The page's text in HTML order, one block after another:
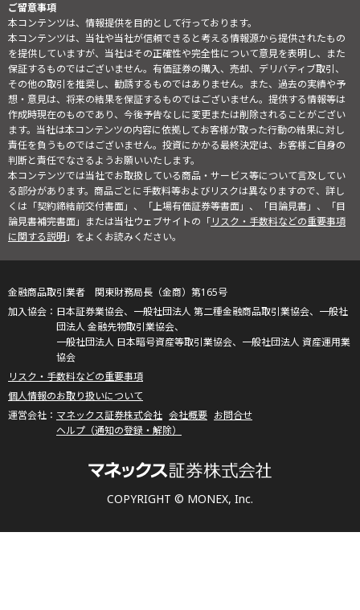
ご留意事項
本コンテンツは、情報提供を目的として行っております。
本コンテンツは、当社や当社が信頼できると考える情報源から提供されたもの
を提供していますが、当社はその正確性や完全性について意見を表明し、また
保証するものではございません。有価証券の購入、売却、デリバティブ取引、
その他の取引を推奨し、勧誘するものではありません。また、過去の実績や予
想・意見は、将来の結果を保証するものではございません。提供する情報等は
作成時現在のものであり、今後予告なしに変更または削除されることがござい
ます。当社は本コンテンツの内容に依拠してお客様が取った行動の結果に対し
責任を負うものではございません。投資にかかる最終決定は、お客様ご自身の
判断と責任でなさるようお願いいたします。
本コンテンツでは当社でお取扱している商品・サービス等について言及してい
る部分があります。商品ごとに手数料等およびリスクは異なりますので、詳し
くは「契約締結前交付書面」、「上場有価証券等書面」、「目論見書」、「目
論見書補完書面」または当社ウェブサイトの「リスク・手数料などの重要事項
に関する説明」をよくお読みください。
COPYRIGHT © MONEX, Inc.
金融商品取引業者 関東財務局長（金商）第165号
日本証券業協会、一般社団法人 第二種金融商品取引業協会、一般社
団法人 金融先物取引業協会、
一般社団法人 日本暗号資産等取引業協会、一般社団法人 資産運用業
協会
リスク・手数料などの重要事項
個人情報のお取り扱いについて
マネックス証券株式会社 会社概要 お問合せ
ヘルプ（通知の登録・解除）